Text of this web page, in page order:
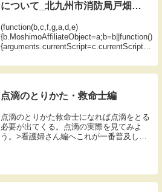
について_北九州市消防局戸畑消
(function(b,c,f,g,a,d,e)
{b.MoshimoAffiliateObject=a;b=b||function()
{arguments.currentScript=c.currentScript||c
点滴のとりかた・救命士編
点滴のとりかた救命士になれば点滴をとる
必要が出てくる。点滴の実際を見てみよ
う。>看護婦さん編へこれが一番普及して